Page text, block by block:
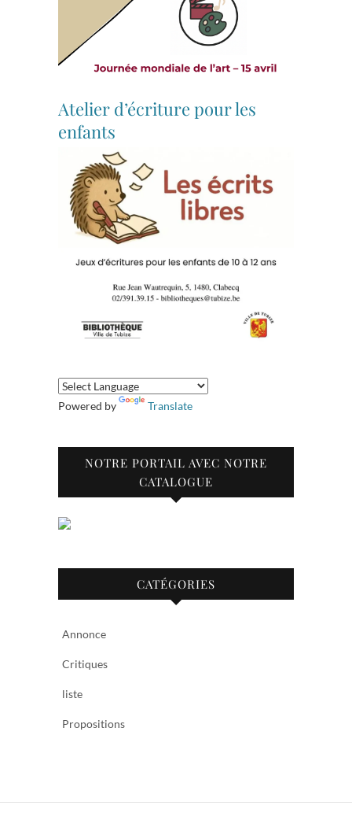
Atelier d’écriture pour les
enfants
Powered by Translate
NOTRE PORTAIL AVEC NOTRE
CATALOGUE
CATÉGORIES
Annonce
Critiques
liste
Propositions